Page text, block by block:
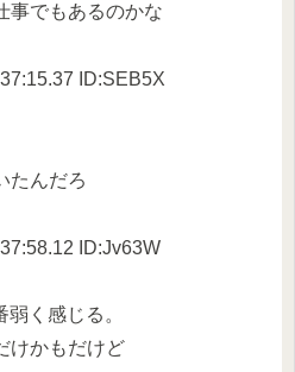
事でもあるのかな
ID:SEB5X
たんだろ
ID:Jv63W
く感じる。
けかもだけど